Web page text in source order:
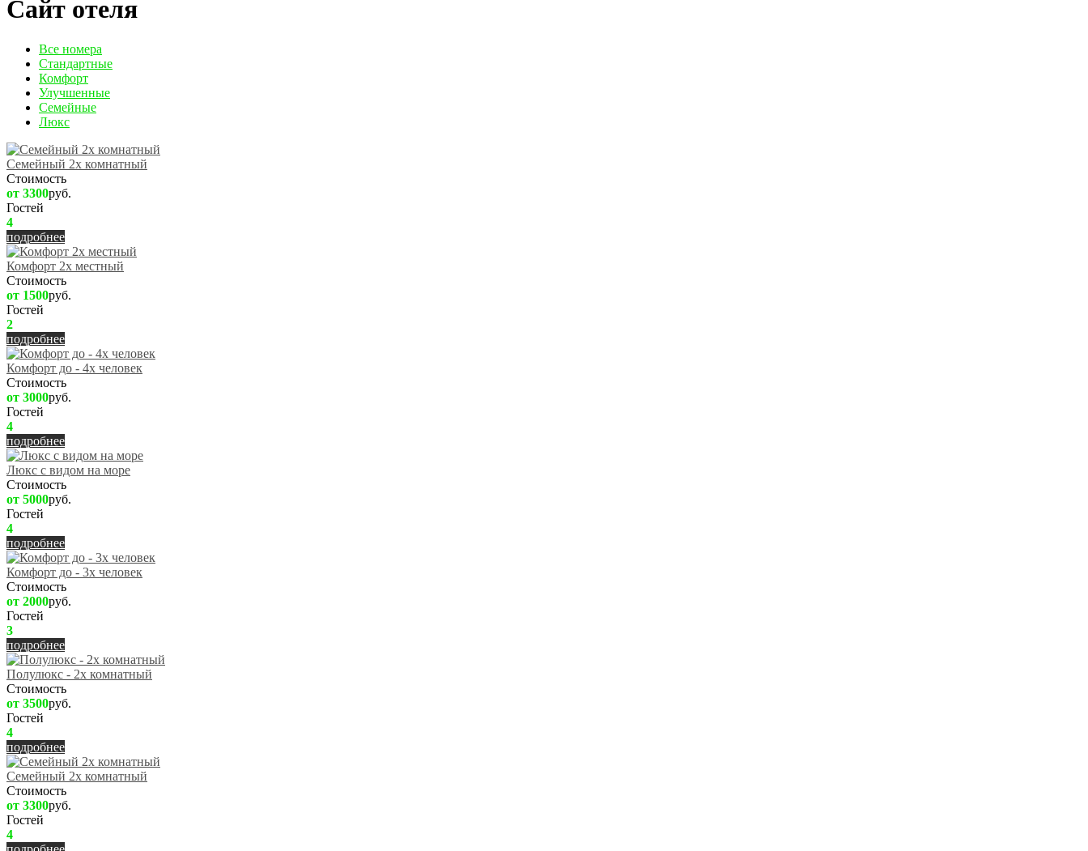
Сайт отеля
Вcе номера
Стандартные
Комфорт
Улучшенные
Семейные
Люкс
Семейный 2х комнатный
Стоимость
от 3300руб.
Гостей
4
подробнее
Комфорт 2х местный
Стоимость
от 1500руб.
Гостей
2
подробнее
Комфорт до - 4х человек
Стоимость
от 3000руб.
Гостей
4
подробнее
Люкс с видом на море
Стоимость
от 5000руб.
Гостей
4
подробнее
Комфорт до - 3х человек
Стоимость
от 2000руб.
Гостей
3
подробнее
Полулюкс - 2х комнатный
Стоимость
от 3500руб.
Гостей
4
подробнее
Семейный 2х комнатный
Стоимость
от 3300руб.
Гостей
4